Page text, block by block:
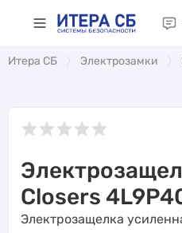
Итера СБ Электрозамки
Closers
Электрозащелка